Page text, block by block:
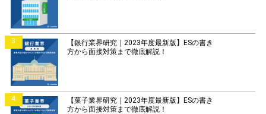
3
【銀行業界研究｜2023年度最新版】ESの書き
方から面接対策まで徹底解説！
4
【菓子業界研究｜2023年度最新版】ESの書き
方から面接対策まで徹底解説！